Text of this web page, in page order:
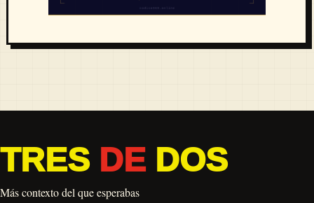
TRES DEDOS
Más contexto del que esperabas